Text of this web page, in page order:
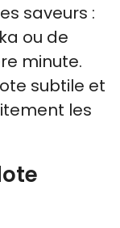
saveurs :
ou de
minute.
subtile et
les